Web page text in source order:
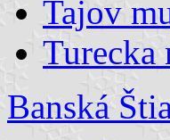
Tajov
Banská